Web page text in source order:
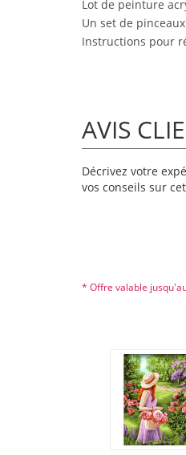
Lot de peinture
Un set de pinceaux
Instructions pour
AVIS
Décrivez votre
vos conseils sur
* Offre valable